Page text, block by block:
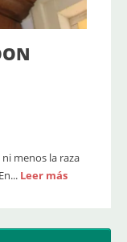
menos la raza
Leer más